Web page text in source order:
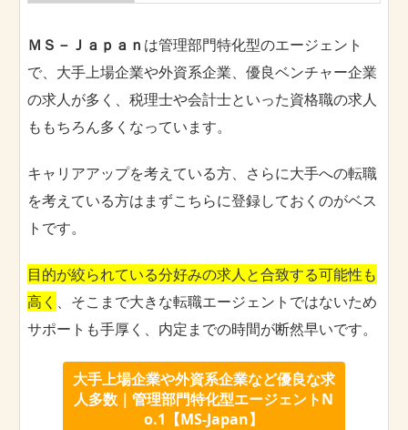
ＭＳ－Ｊａｐａｎ は管理部門特化型のエージェント
で、大手上場企業や外資系企業、優良ベンチャー企業
の求人が多く、税理士や会計士といった資格職の求人
ももちろん多くなっています。
キャリアアップを考えている方、さらに大手への転職
を考えている方はまずこちらに登録しておくのがベス
トです。
目的が絞られている分好みの求人と合致する可能性も
高く 、そこまで大きな転職エージェントではないため
サポートも手厚く、内定までの時間が断然早いです。
大手上場企業や外資系企業など優良な求
人多数｜管理部門特化型エージェントN
o.1【MS-Japan】